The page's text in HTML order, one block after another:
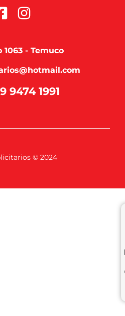
1063 - Temuco
9474 1991
© 2024